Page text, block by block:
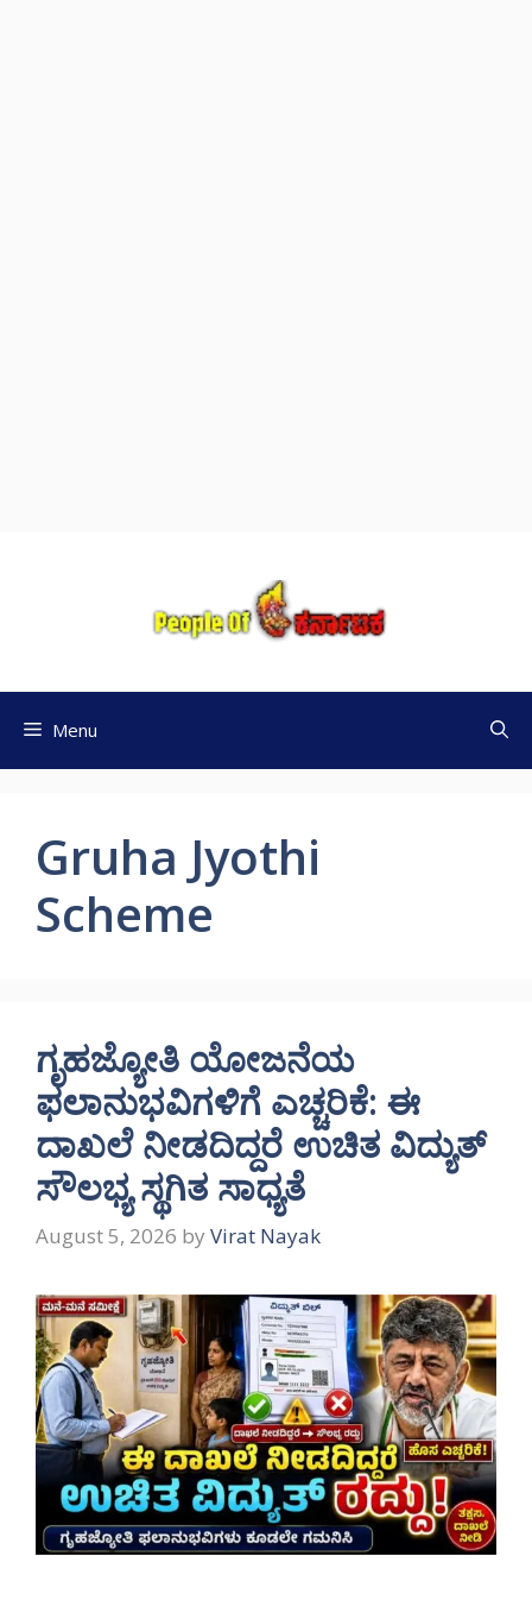
Menu
Gruha Jyothi
Scheme
ಗೃಹಜ್ಯೋತಿ ಯೋಜನೆಯ
ಫಲಾನುಭವಿಗಳಿಗೆ ಎಚ್ಚರಿಕೆ: ಈ
ದಾಖಲೆ ನೀಡದಿದ್ದರೆ ಉಚಿತ ವಿದ್ಯುತ್
ಸೌಲಭ್ಯ ಸ್ಥಗಿತ ಸಾಧ್ಯತೆ
August 5, 2026 by Virat Nayak